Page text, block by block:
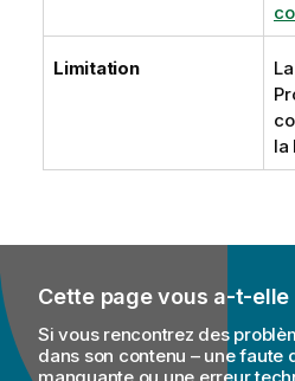
Limitation
la
Cette page vous a-t-elle
Si vous rencontrez des
dans son contenu – une faute